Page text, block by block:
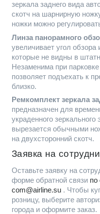
зеркала заднего вида
скотч на шарнирную
ножки можно
Линза панорамного
увеличивает угол
которые не видны в
Незаменима при
позволяет подъехать к
близко.
Ремкомплект зеркала
предназначен для
украденного
вырезается обычными
на двухсторонний скотч.
Заявка на
Оставьте заявку на
форме обратной связи по
com@airline.su . Чтобы
розницу, выберите
города и оформите заказ.